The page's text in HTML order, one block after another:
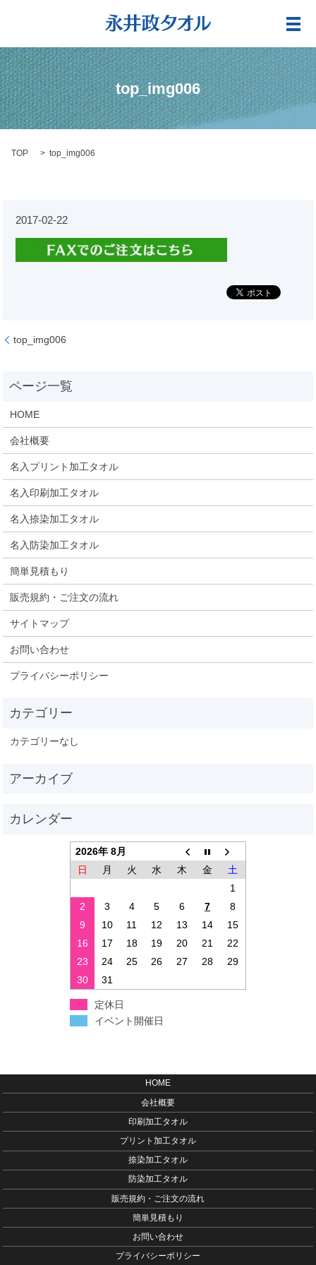
メ
top_img006
TOP top_img006
2017-02-22
top_img006
HOME
会社概要
名入プリント加工タオル
名入印刷加工タオル
名入捺染加工タオル
名入防染加工タオル
簡単見積もり
販売規約・ご注文の流れ
サイトマップ
お問い合わせ
プライバシーポリシー
カテゴリーなし
2026年 8月
日
月 火 水 木 金
土
1
2
3 4 5 6 7
8
9
10 11 12 13 14
15
16
17 18 19 20 21
22
23
24 25 26 27 28
29
30
31
定休日
イベント開催日
HOME
会社概要
印刷加工タオル
プリント加工タオル
捺染加工タオル
防染加工タオル
販売規約・ご注文の流れ
簡単見積もり
お問い合わせ
プライバシーポリシー